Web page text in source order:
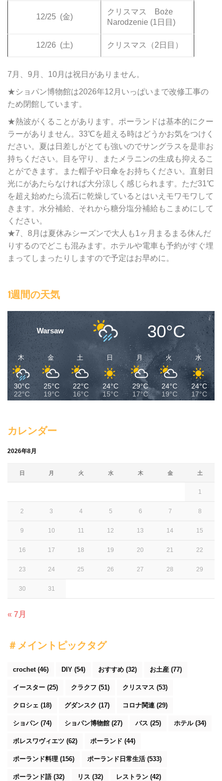
12/25 (金)
クリスマス Boże
Narodzenie (1日目)
12/26 (土) クリスマス（2日目）
7月、9月、10月は祝日がありません。
★ショパン博物館は2026年12月いっぱいまで改修工事の
ため閉館しています。
★熱波がくることがあります。ポーランドは基本的にクー
ラーがありません。33℃を超える時はどうかお気をつけく
ださい。夏は日差しがとても強いのでサングラスを是非お
持ちください。目を守り、またメラニンの生成も抑えるこ
とができます。また帽子や日傘をお持ちください。直射日
光にがあたらなければ大分涼しく感じられます。ただ31℃
を超え始めたら流石に乾燥しているとはいえモワモワして
きます。水分補給、それから糖分塩分補給もこまめにして
ください。
★7、8月は夏休みシーズンで大人も1ヶ月まるまる休んだ
りするのでどこも混みます。ホテルや電車も予約がすぐ埋
まってしまったりしますので予定はお早めに。
1週間の天気
Warsaw 30°C
木
30°C
22°C
金
25°C
19°C
土
22°C
16°C
日
24°C
15°C
月
29°C
17°C
火
24°C
19°C
水
24°C
17°C
カレンダー
2026年8月
日 月 火 水 木 金 土
1
2 3 4 5 6 7 8
9 10 11 12 13 14 15
16 17 18 19 20 21 22
23 24 25 26 27 28 29
30 31
« 7月
＃メイントピックタグ
crochet (46) DIY (54) おすすめ (32) お土産 (77)
イースター (25) クラクフ (51) クリスマス (53)
クロシェ (18) グダンスク (17) コロナ関連 (29)
ショパン (74) ショパン博物館 (27) バス (25) ホテル(34)
ボレスワヴィエツ (62) ポーランド (44)
ポーランド料理 (156) ポーランド日常生活(533)
ポーランド語(32) リス (32) レストラン (42)